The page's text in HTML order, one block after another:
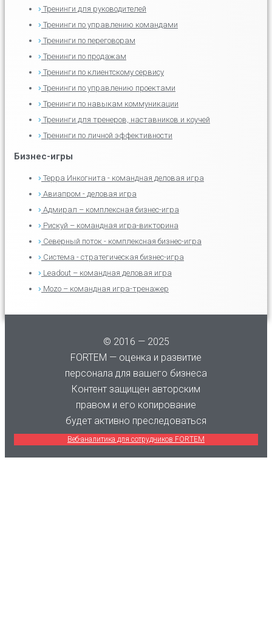
Тренинги для руководителей
Тренинги по управлению командами
Тренинги по переговорам
Тренинги по продажам
Тренинги по клиентскому сервису
Тренинги по управлению проектами
Тренинги по навыкам коммуникации
Тренинги для тренеров, наставников и коучей
Тренинги по личной эффективности
Бизнес-игры
Терра Инкогнита - командная деловая игра
Авиапром - деловая игра
Адмирал – комплексная бизнес-игра
Рискуй – командная игра-викторина
Северный поток - комплексная бизнес-игра
Система - стратегическая бизнес-игра
Leadout – командная деловая игра
Mozo – командная игра-тренажер
© 2016 — 2025
FORTEM — оценка и развитие
персонала для вашего бизнеса
Контент защищен авторским
правом и его копирование
будет активно преследоваться
Веб-аналитика для сотрудников FORTEM